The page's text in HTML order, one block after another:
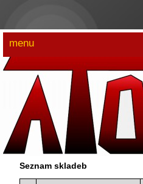
Seznam skladeb
menu